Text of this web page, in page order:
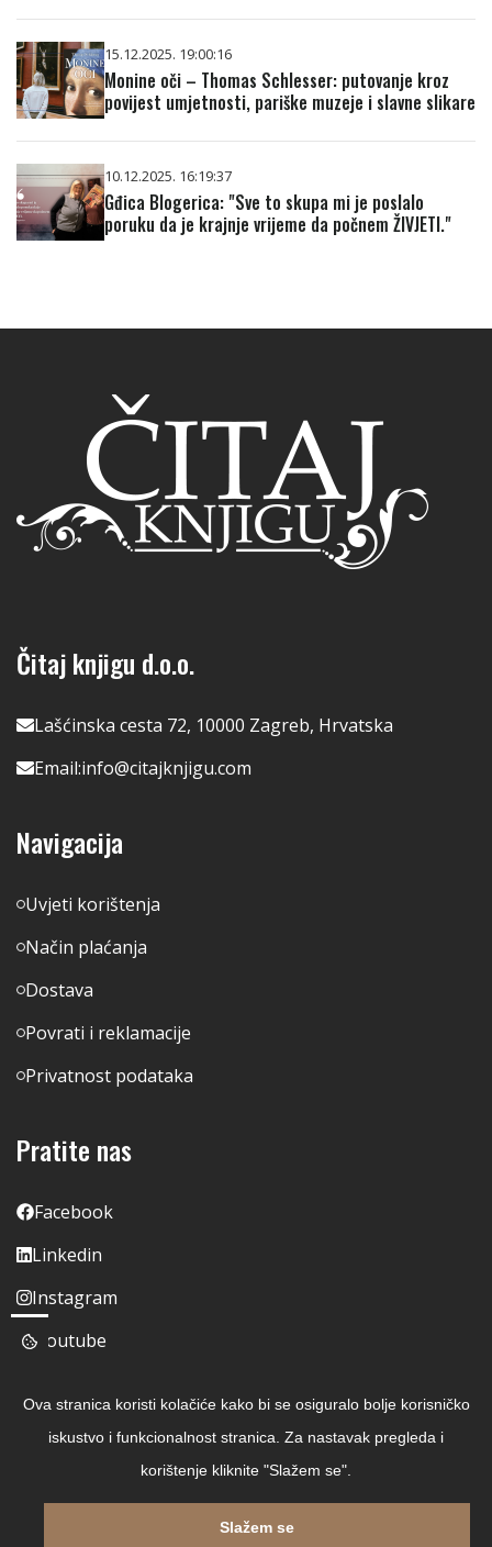
15.12.2025. 19:00:16
Monine oči – Thomas Schlesser: putovanje kroz
povijest umjetnosti, pariške muzeje i slavne slikare
10.12.2025. 16:19:37
Gđica Blogerica: "Sve to skupa mi je poslalo
poruku da je krajnje vrijeme da počnem ŽIVJETI."
Čitaj knjigu d.o.o.
Lašćinska cesta 72, 10000 Zagreb, Hrvatska
Email:info@citajknjigu.com
Navigacija
Uvjeti korištenja
Način plaćanja
Dostava
Povrati i reklamacije
Privatnost podataka
Pratite nas
Facebook
Linkedin
Instagram
Youtube
Ova stranica koristi kolačiće kako bi se osiguralo bolje korisničko
iskustvo i funkcionalnost stranica. Za nastavak pregleda i
korištenje kliknite "Slažem se".
Slažem se